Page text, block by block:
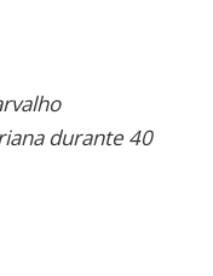
durante 40